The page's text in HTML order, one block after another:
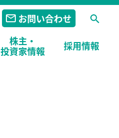
株主・
投資家情報
採用情報
お問い合わせ